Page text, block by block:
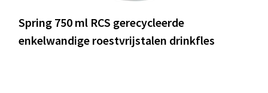
Spring 750 ml RCS gerecycleerde
enkelwandige roestvrijstalen drinkfles